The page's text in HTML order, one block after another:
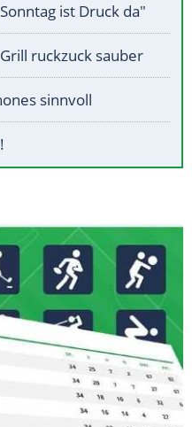
ist Druck da"
ruckzuck sauber
sinnvoll